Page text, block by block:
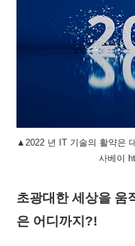
▲2022 년 IT 기술의 활약은
사베이
초광대한 세상을 움
은 어디까지?!